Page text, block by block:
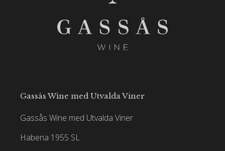
Gassås Wine med Utvalda Viner
Gassås Wine med Utvalda Viner
Habena 1955 SL